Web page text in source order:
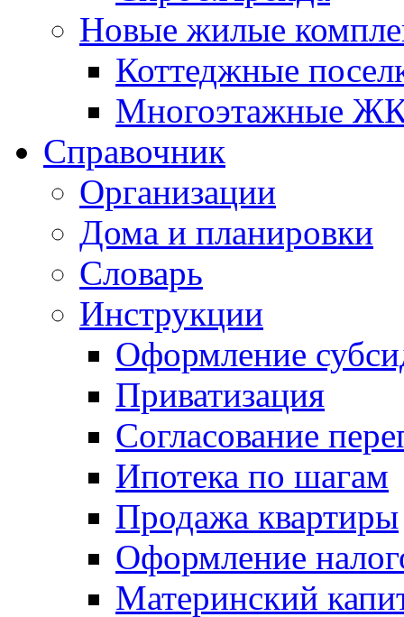
Новые жилые
Коттеджные
Многоэтажные
Справочник
Организации
Дома и планировки
Словарь
Инструкции
Оформление
Приватизация
Согласование
Ипотека по шагам
Продажа квартиры
Оформление
Материнский